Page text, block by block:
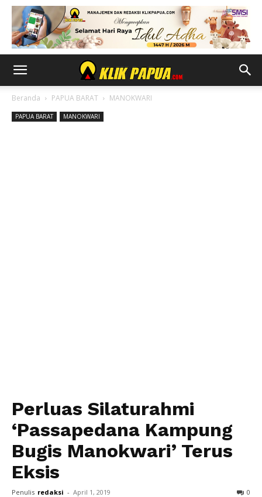
Beranda PAPUA BARAT MANOKWARI
PAPUA BARAT MANOKWARI
Perluas Silaturahmi
‘Passapedana Kampung
Bugis Manokwari’ Terus
Eksis
Penulis redaksi - April 1, 2019 0